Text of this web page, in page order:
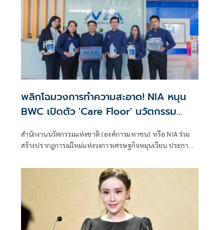
พลิกโฉมวงการทำความสะอาด! NIA หนุน
BWC เปิดตัว 'Care Floor' นวัตกรรม
เปลี่ยนของเสียอุตสาหกรรมสู่น้ำยาถูพื้น
รักษ์โลกสุดล้ำ
สำนักงานนวัตกรรมแห่งชาติ (องค์การมหาชน) หรือ NIA ร่วม
สร้างปรากฏการณ์ใหม่แห่งวงการเศรษฐกิจหมุนเวียน ประกาศ
นวัตกรรมผลิตภัณฑ์ทำความสะอาดพื้นสุดล้ำภายใต้ชื่อ "แคร์
ฟลอร์" (Care Floor) ซึ่งเป็นผลผลิตระดับมาสเตอร์พีซจาก
โครงการแปลงเทคโนโลยีเป็นทุน โดยนวัตกรรมนี้ได้สร้างความ
ตื่นเต้นให้กับวงการด้วยการนำสารเคมีบางชนิดที่เป็นของเสีย
มาผ่านกระบวนการอัพไซเคิล (Upcycle) ขั้นสูง จนพลิกโฉม
กลายมาเป็นผลิตภัณฑ์ทำความสะอาดที่ทรงประสิทธิภาพและ